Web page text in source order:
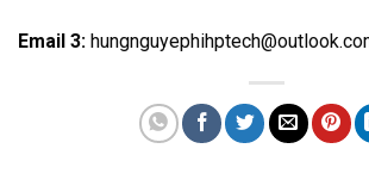
Email 3: